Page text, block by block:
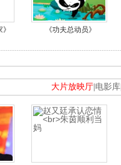
《功夫总动员》
大片放映厅 电影库